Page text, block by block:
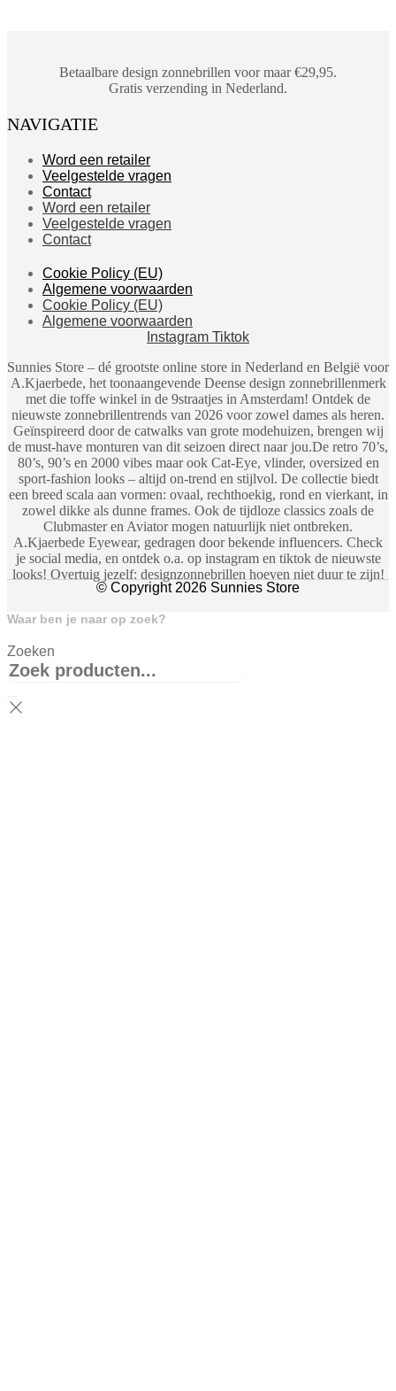
Betaalbare design zonnebrillen voor maar €29,95.
Gratis verzending in Nederland.
NAVIGATIE
Word een retailer
Veelgestelde vragen
Contact
Word een retailer
Veelgestelde vragen
Contact
Cookie Policy (EU)
Algemene voorwaarden
Cookie Policy (EU)
Algemene voorwaarden
Instagram Tiktok
Sunnies Store – dé grootste online store in Nederland en België voor
A.Kjaerbede, het toonaangevende Deense design zonnebrillenmerk
met die toffe winkel in de 9straatjes in Amsterdam! Ontdek de
nieuwste zonnebrillentrends van 2026 voor zowel dames als heren.
Geïnspireerd door de catwalks van grote modehuizen, brengen wij
de must-have monturen van dit seizoen direct naar jou.De retro 70’s,
80’s, 90’s en 2000 vibes maar ook Cat-Eye, vlinder, oversized en
sport-fashion looks – altijd on-trend en stijlvol. De collectie biedt
een breed scala aan vormen: ovaal, rechthoekig, rond en vierkant, in
zowel dikke als dunne frames. Ook de tijdloze classics zoals de
Clubmaster en Aviator mogen natuurlijk niet ontbreken.
A.Kjaerbede Eyewear, gedragen door bekende influencers. Check
je social media, en ontdek o.a. op instagram en tiktok de nieuwste
looks! Overtuig jezelf: designzonnebrillen hoeven niet duur te zijn!
© Copyright 2026 Sunnies Store
Waar ben je naar op zoek?
Zoeken